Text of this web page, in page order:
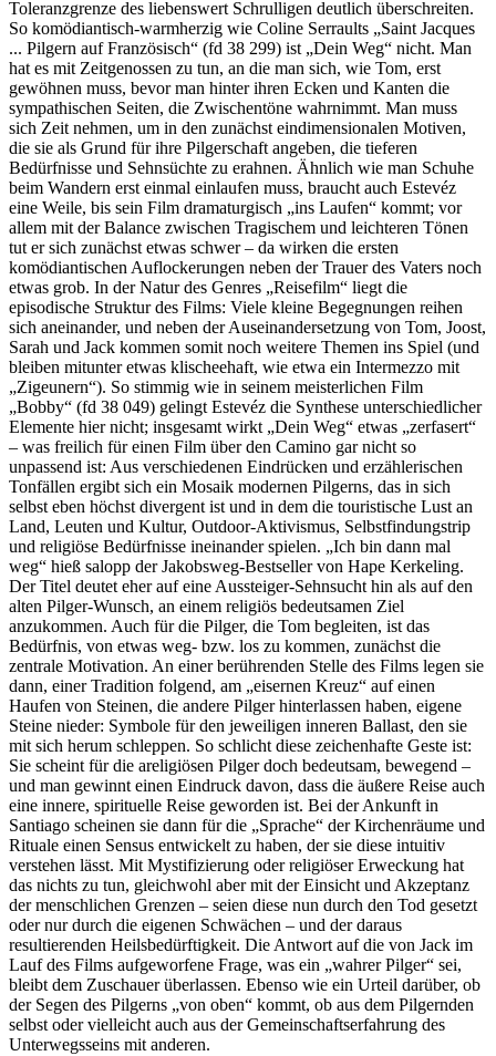
Toleranzgrenze des liebenswert Schrulligen deutlich überschreiten.
So komödiantisch-warmherzig wie Coline Serraults „Saint Jacques
... Pilgern auf Französisch“ (fd 38 299) ist „Dein Weg“ nicht. Man
hat es mit Zeitgenossen zu tun, an die man sich, wie Tom, erst
gewöhnen muss, bevor man hinter ihren Ecken und Kanten die
sympathischen Seiten, die Zwischentöne wahrnimmt. Man muss
sich Zeit nehmen, um in den zunächst eindimensionalen Motiven,
die sie als Grund für ihre Pilgerschaft angeben, die tieferen
Bedürfnisse und Sehnsüchte zu erahnen. Ähnlich wie man Schuhe
beim Wandern erst einmal einlaufen muss, braucht auch Estevéz
eine Weile, bis sein Film dramaturgisch „ins Laufen“ kommt; vor
allem mit der Balance zwischen Tragischem und leichteren Tönen
tut er sich zunächst etwas schwer – da wirken die ersten
komödiantischen Auflockerungen neben der Trauer des Vaters noch
etwas grob. In der Natur des Genres „Reisefilm“ liegt die
episodische Struktur des Films: Viele kleine Begegnungen reihen
sich aneinander, und neben der Auseinandersetzung von Tom, Joost,
Sarah und Jack kommen somit noch weitere Themen ins Spiel (und
bleiben mitunter etwas klischeehaft, wie etwa ein Intermezzo mit
„Zigeunern“). So stimmig wie in seinem meisterlichen Film
„Bobby“ (fd 38 049) gelingt Estevéz die Synthese unterschiedlicher
Elemente hier nicht; insgesamt wirkt „Dein Weg“ etwas „zerfasert“
– was freilich für einen Film über den Camino gar nicht so
unpassend ist: Aus verschiedenen Eindrücken und erzählerischen
Tonfällen ergibt sich ein Mosaik modernen Pilgerns, das in sich
selbst eben höchst divergent ist und in dem die touristische Lust an
Land, Leuten und Kultur, Outdoor-Aktivismus, Selbstfindungstrip
und religiöse Bedürfnisse ineinander spielen. „Ich bin dann mal
weg“ hieß salopp der Jakobsweg-Bestseller von Hape Kerkeling.
Der Titel deutet eher auf eine Aussteiger-Sehnsucht hin als auf den
alten Pilger-Wunsch, an einem religiös bedeutsamen Ziel
anzukommen. Auch für die Pilger, die Tom begleiten, ist das
Bedürfnis, von etwas weg- bzw. los zu kommen, zunächst die
zentrale Motivation. An einer berührenden Stelle des Films legen sie
dann, einer Tradition folgend, am „eisernen Kreuz“ auf einen
Haufen von Steinen, die andere Pilger hinterlassen haben, eigene
Steine nieder: Symbole für den jeweiligen inneren Ballast, den sie
mit sich herum schleppen. So schlicht diese zeichenhafte Geste ist:
Sie scheint für die areligiösen Pilger doch bedeutsam, bewegend –
und man gewinnt einen Eindruck davon, dass die äußere Reise auch
eine innere, spirituelle Reise geworden ist. Bei der Ankunft in
Santiago scheinen sie dann für die „Sprache“ der Kirchenräume und
Rituale einen Sensus entwickelt zu haben, der sie diese intuitiv
verstehen lässt. Mit Mystifizierung oder religiöser Erweckung hat
das nichts zu tun, gleichwohl aber mit der Einsicht und Akzeptanz
der menschlichen Grenzen – seien diese nun durch den Tod gesetzt
oder nur durch die eigenen Schwächen – und der daraus
resultierenden Heilsbedürftigkeit. Die Antwort auf die von Jack im
Lauf des Films aufgeworfene Frage, was ein „wahrer Pilger“ sei,
bleibt dem Zuschauer überlassen. Ebenso wie ein Urteil darüber, ob
der Segen des Pilgerns „von oben“ kommt, ob aus dem Pilgernden
selbst oder vielleicht auch aus der Gemeinschaftserfahrung des
Unterwegsseins mit anderen.